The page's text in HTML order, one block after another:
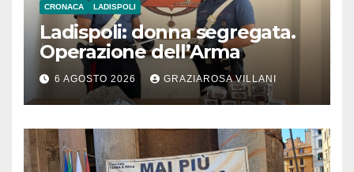
CRONACA LADISPOLI
Ladispoli: donna segregata.
Operazione dell’Arma
6 AGOSTO 2026 GRAZIAROSA VILLANI